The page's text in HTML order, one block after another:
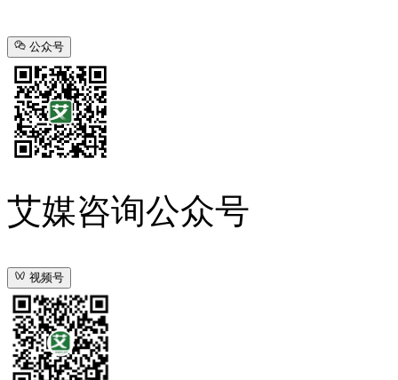
公众号
艾媒咨询公众号
视频号